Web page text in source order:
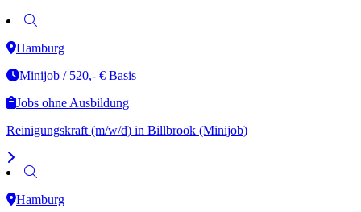
Hamburg
Minijob / 520,- € Basis
Jobs ohne Ausbildung
Reinigungskraft (m/w/d) in Billbrook (Minijob)
Hamburg